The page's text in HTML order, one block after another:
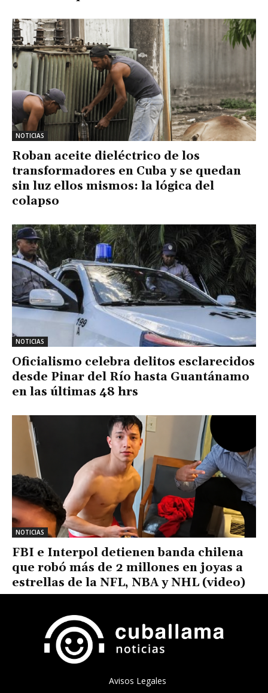
NOTICIAS
Roban aceite dieléctrico de los
transformadores en Cuba y se quedan
sin luz ellos mismos: la lógica del
colapso
NOTICIAS
Oficialismo celebra delitos esclarecidos
desde Pinar del Río hasta Guantánamo
en las últimas 48 hrs
NOTICIAS
FBI e Interpol detienen banda chilena
que robó más de 2 millones en joyas a
estrellas de la NFL, NBA y NHL (video)
Avisos Legales